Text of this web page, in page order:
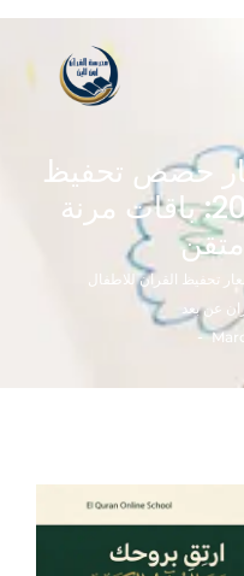
حصص تحفيظ
القرآن للأطفال 2026: باقات مرنة
تحفيظ القران للاطفال
عن بعد
-